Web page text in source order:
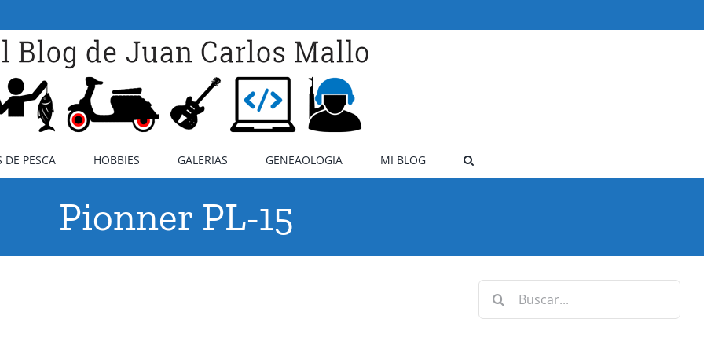
DE PESCA HOBBIES GALERIAS GENEAOLOGIA MI BLOG
Pionner PL-15
Buscar: